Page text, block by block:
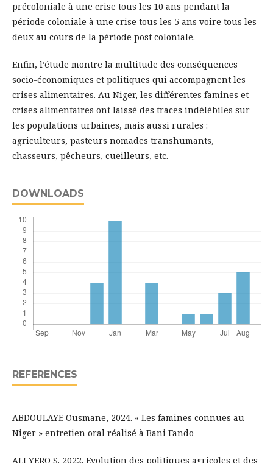
précoloniale à une crise tous les 10 ans pendant la
période coloniale à une crise tous les 5 ans voire tous les
deux au cours de la période post coloniale.
Enfin, l’étude montre la multitude des conséquences
socio-économiques et politiques qui accompagnent les
crises alimentaires. Au Niger, les différentes famines et
crises alimentaires ont laissé des traces indélébiles sur
les populations urbaines, mais aussi rurales :
agriculteurs, pasteurs nomades transhumants,
chasseurs, pêcheurs, cueilleurs, etc.
DOWNLOADS
REFERENCES
ABDOULAYE Ousmane, 2024. « Les famines connues au
Niger » entretien oral réalisé à Bani Fando
ALI YERO S. 2022. Evolution des politiques agricoles et des